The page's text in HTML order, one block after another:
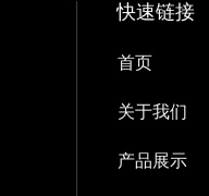
快速链接
首页
关于我们
产品展示